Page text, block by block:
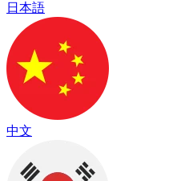
日本語
中文